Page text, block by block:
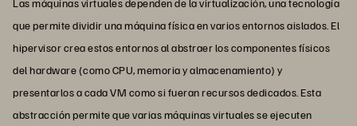
Las máquinas virtuales dependen de la virtualización, una tecnología
que permite dividir una máquina física en varios entornos aislados. El
hipervisor crea estos entornos al abstraer los componentes físicos
del hardware (como CPU, memoria y almacenamiento) y
presentarlos a cada VM como si fueran recursos dedicados. Esta
abstracción permite que varias máquinas virtuales se ejecuten